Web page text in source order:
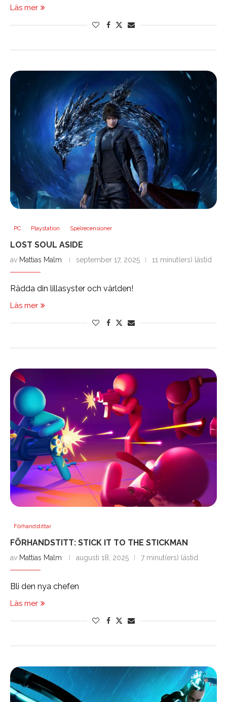
Läs mer
PC Playstation Spelrecensioner
LOST SOUL ASIDE
av Mattias Malm september 17, 2025 11 minut(ers) lästid
Rädda din lillasyster och världen!
Läs mer
Förhandstittar
FÖRHANDSTITT: STICK IT TO THE STICKMAN
av Mattias Malm augusti 18, 2025 7 minut(ers) lästid
Bli den nya chefen
Läs mer